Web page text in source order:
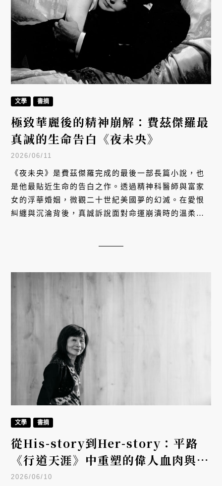
文學 書摘
極致華麗後的精神崩解：費茲傑羅最
真誠的生命告白《夜未央》
2026/06/11
《夜未央》是費茲傑羅完成的最後一部長篇小說，也
是他最貼近生命的告白之作。透過精神科醫師與富家
女的浮華婚姻，微觀二十世紀美國夢的幻滅。在愛恨
糾纏與沉淪背後，真誠訴說面對命運崩潰時的溫柔與
文學 書摘
從His-story到Her-story：平路
《行道天涯》中重塑的偉人血肉與女
性追求
2026/06/10